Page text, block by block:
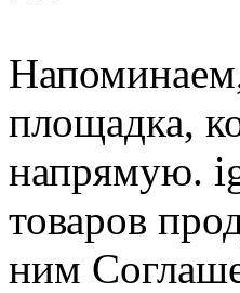
площадка,
напрямую.
товаров
ним